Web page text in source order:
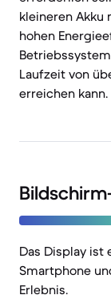
kleineren Akku
hohen
Laufzeit von
erreichen kann.
Das Display ist
Smartphone
Erlebnis.